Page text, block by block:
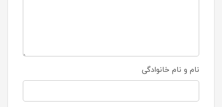
نام و نام خانوادگی